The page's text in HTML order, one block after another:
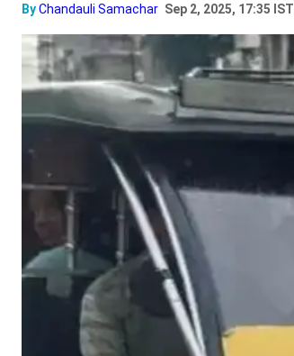
ByChandauli Samachar Sep 2, 2025, 17:35 IST